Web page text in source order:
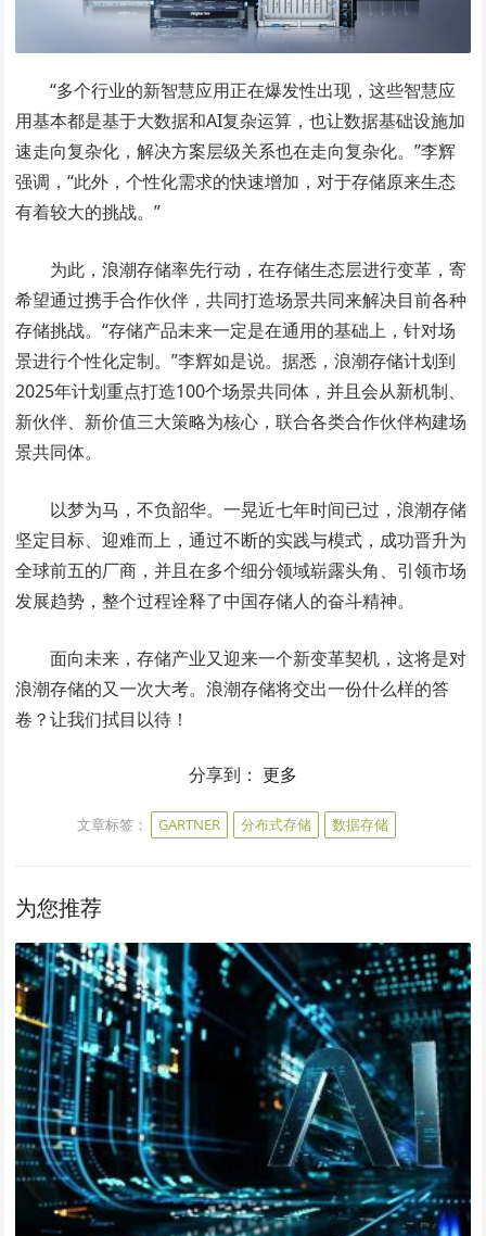
“多个行业的新智慧应用正在爆发性出现，这些智慧应
用基本都是基于大数据和AI复杂运算，也让数据基础设施加
速走向复杂化，解决方案层级关系也在走向复杂化。”李辉
强调，“此外，个性化需求的快速增加，对于存储原来生态
有着较大的挑战。”
为此，浪潮存储率先行动，在存储生态层进行变革，寄
希望通过携手合作伙伴，共同打造场景共同来解决目前各种
存储挑战。“存储产品未来一定是在通用的基础上，针对场
景进行个性化定制。”李辉如是说。据悉，浪潮存储计划到
2025年计划重点打造100个场景共同体，并且会从新机制、
新伙伴、新价值三大策略为核心，联合各类合作伙伴构建场
景共同体。
以梦为马，不负韶华。一晃近七年时间已过，浪潮存储
坚定目标、迎难而上，通过不断的实践与模式，成功晋升为
全球前五的厂商，并且在多个细分领域崭露头角、引领市场
发展趋势，整个过程诠释了中国存储人的奋斗精神。
面向未来，存储产业又迎来一个新变革契机，这将是对
浪潮存储的又一次大考。浪潮存储将交出一份什么样的答
卷？让我们拭目以待！
分享到： 更多
文章标签： GARTNER 分布式存储 数据存储
为您推荐